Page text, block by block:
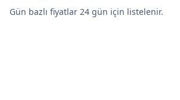
Gün bazlı fiyatlar 24 gün için listelenir.